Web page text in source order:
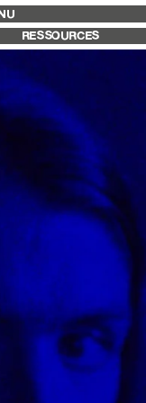
13
2025
2024
2023
RESSOURCES